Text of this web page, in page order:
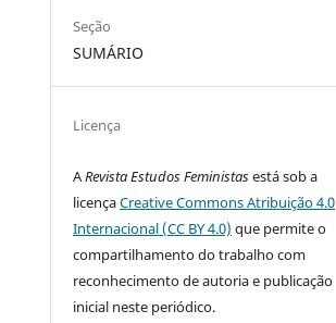
Seção
SUMÁRIO
Licença
ARevista Estudos Feministasestá sob a
licençaCreative Commons Atribuição 4.0
Internacional (CC BY 4.0) que permite o
compartilhamento do trabalho com
reconhecimento de autoria e publicação
inicial neste periódico.